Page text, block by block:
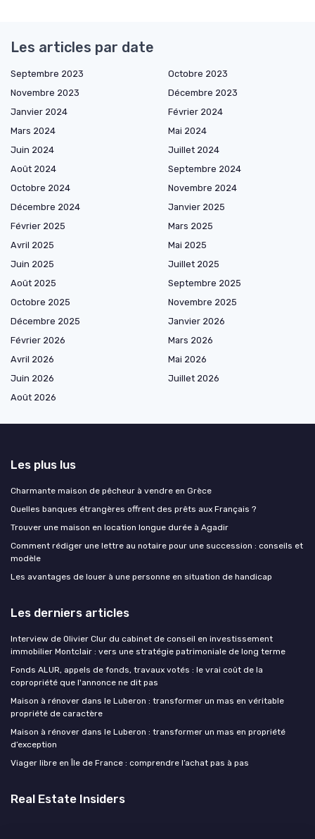
Les articles par date
Septembre 2023
Octobre 2023
Novembre 2023
Décembre 2023
Janvier 2024
Février 2024
Mars 2024
Mai 2024
Juin 2024
Juillet 2024
Août 2024
Septembre 2024
Octobre 2024
Novembre 2024
Décembre 2024
Janvier 2025
Février 2025
Mars 2025
Avril 2025
Mai 2025
Juin 2025
Juillet 2025
Août 2025
Septembre 2025
Octobre 2025
Novembre 2025
Décembre 2025
Janvier 2026
Février 2026
Mars 2026
Avril 2026
Mai 2026
Juin 2026
Juillet 2026
Août 2026
Les plus lus
Charmante maison de pêcheur à vendre en Grèce
Quelles banques étrangères offrent des prêts aux Français ?
Trouver une maison en location longue durée à Agadir
Comment rédiger une lettre au notaire pour une succession : conseils et
modèle
Les avantages de louer à une personne en situation de handicap
Les derniers articles
Interview de Olivier Clur du cabinet de conseil en investissement
immobilier Montclair : vers une stratégie patrimoniale de long terme
Fonds ALUR, appels de fonds, travaux votés : le vrai coût de la
copropriété que l'annonce ne dit pas
Maison à rénover dans le Luberon : transformer un mas en véritable
propriété de caractère
Maison à rénover dans le Luberon : transformer un mas en propriété
d’exception
Viager libre en Île de France : comprendre l’achat pas à pas
Real Estate Insiders